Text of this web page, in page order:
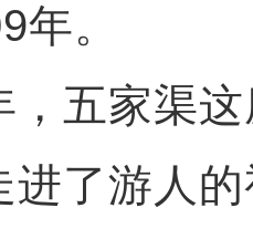
年。
五家渠这
了游人的